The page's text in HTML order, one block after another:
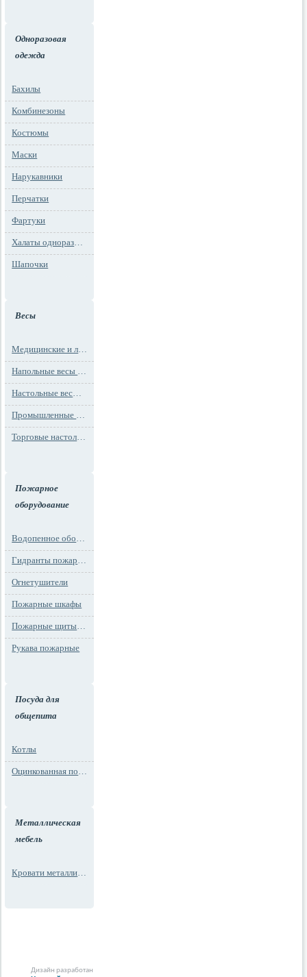
Одноразовая
одежда
Бахилы
Комбинезоны
Костюмы
Маски
Нарукавники
Перчатки
Фартуки
Халаты одноразовые
Шапочки
Весы
Медицинские и лабораторные весы
Напольные весы MAX до 1000 кг (до 1 т)
Настольные весы для фасовки MAX до 30 кг
Промышленные весы (до 100 тонн)
Торговые настольные весы MAX до 30 кг
Пожарное
оборудование
Водопенное оборудование
Гидранты пожарные и подставки
Огнетушители
Пожарные шкафы
Пожарные щиты и стенды
Рукава пожарные
Посуда для
общепита
Котлы
Оцинкованная посуда
Металлическая
мебель
Кровати металлические
Дизайн разработан